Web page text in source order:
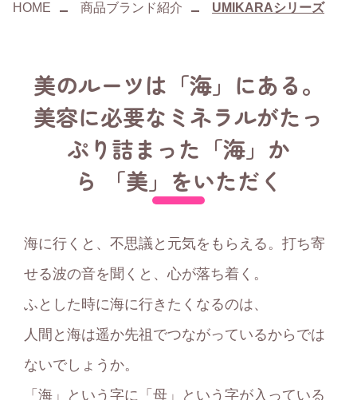
HOME 商品ブランド紹介 UMIKARAシリーズ
美のルーツは「海」にある。
美容に必要なミネラルがたっ
ぷり詰まった 「海」か
ら 「美」をいただく
海に行くと、不思議と元気をもらえる。打ち寄
せる波の音を聞くと、心が落ち着く。
ふとした時に海に行きたくなるのは、
人間と海は遥か先祖でつながっているからでは
ないでしょうか。
「海」という字に「母」という字が入っている